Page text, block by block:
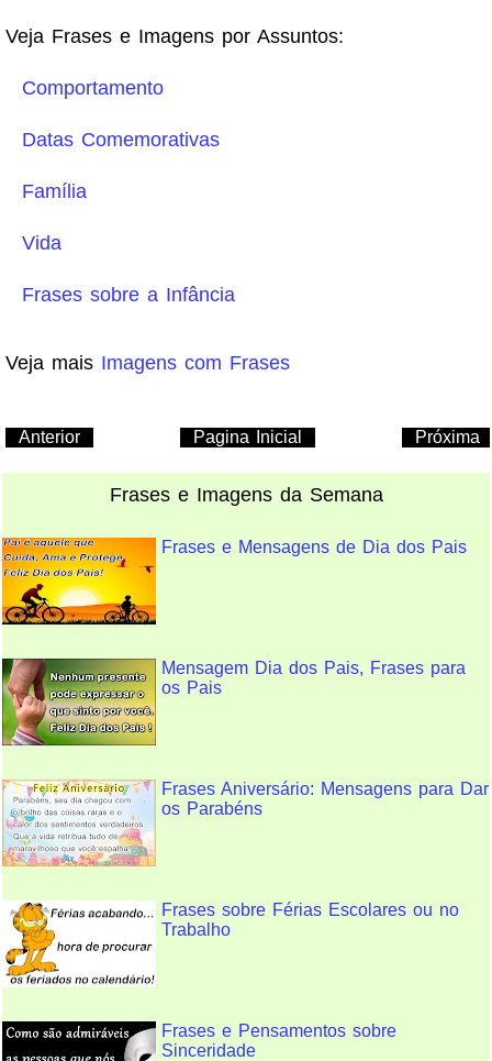
Veja Frases e Imagens por Assuntos:
Comportamento
Datas Comemorativas
Família
Vida
Frases sobre a Infância
Veja mais Imagens com Frases
Anterior Próxima
Pagina Inicial
Frases e Imagens da Semana
Frases e Mensagens de Dia dos Pais
Mensagem Dia dos Pais, Frases para
os Pais
Frases Aniversário: Mensagens para Dar
os Parabéns
Frases sobre Férias Escolares ou no
Trabalho
Frases e Pensamentos sobre
Sinceridade